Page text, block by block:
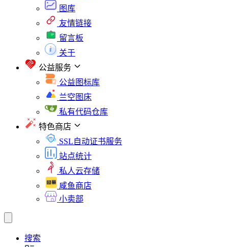
图库
友情链接
留言板
关于
公益服务
公益图标库
兰空图床
私有代码仓库
特色商店
SSL自动证书服务
站点统计
私人云存储
咸鱼商店
小卖部
搜索